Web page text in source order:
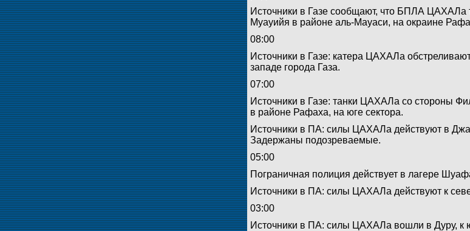
Источники в Газе сообщают, что БПЛА ЦАХАЛа
Муауийя в районе аль-Мауаси, на окраине
08:00
Источники в Газе: катера ЦАХАЛа
западе города Газа.
07:00
Источники в Газе: танки ЦАХАЛа со стороны
в районе Рафаха, на юге сектора.
Источники в ПА: силы ЦАХАЛа действуют в
Задержаны подозреваемые.
05:00
Пограничная полиция действует в лагере
Источники в ПА: силы ЦАХАЛа действуют к
03:00
Источники в ПА: силы ЦАХАЛа вошли в Дуру, к